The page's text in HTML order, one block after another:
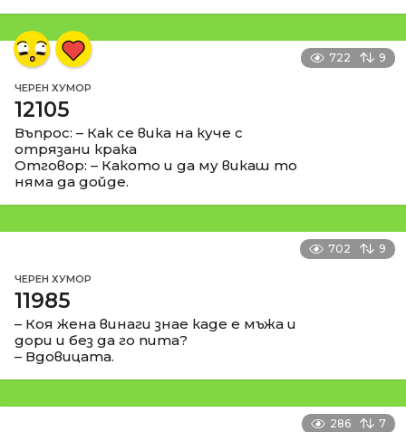
722 9
ЧЕРЕН ХУМОР
12105
Въпрос: – Как се вика на куче с
отрязани крака
Отговор: – Какото и да му викаш то
няма да дойде.
702 9
ЧЕРЕН ХУМОР
11985
– Коя жена винаги знае каде е мъжа и
дори и без да го пита?
– Вдовицата.
286 7